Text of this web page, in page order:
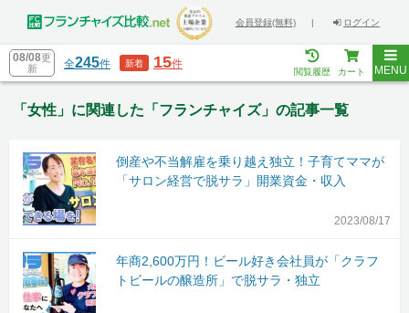
会員登録(無料) | ログイン
08/08更
新
全245件 新着 15件
閲覧履歴 カート MENU
「女性」に関連した「フランチャイズ」の記事一覧
倒産や不当解雇を乗り越え独立！子育てママが
「サロン経営で脱サラ」開業資金・収入
2023/08/17
年商2,600万円！ビール好き会社員が「クラフ
トビールの醸造所」で脱サラ・独立